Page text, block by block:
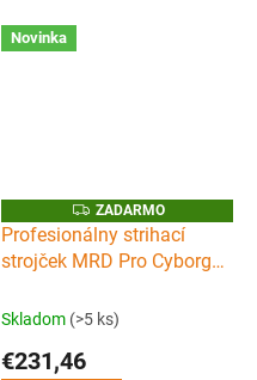
Novinka
Z
A
D
A
O
ZADARMO
Profesionálny strihací
strojček MRD Pro Cyborg
Skladom (>5 ks)
€231,46